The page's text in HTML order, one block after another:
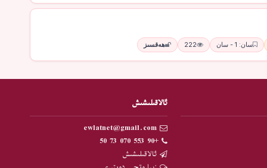
سان: 1 - سان 222 ھەقسىز
ئالاقىلىشىش
ewlatnet@gmail.com
+90 553 070 73 50
ئالاقىلىشىش